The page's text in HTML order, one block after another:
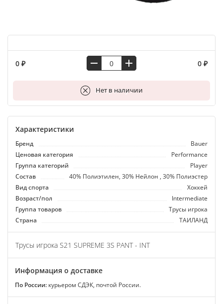
0 ₽ 0 ₽
Нет в наличии
В корзину
Характеристики
Бренд
Bauer
Ценовая категория
Performance
Группа категорий
Player
Состав
40% Полиэтилен, 30% Нейлон , 30% Полиэстер
Вид спорта
Хоккей
Возраст/пол
Intermediate
Группа товаров
Трусы игрока
Страна
ТАИЛАНД
Трусы игрока S21 SUPREME 3S PANT - INT
Информация о доставке
По России: курьером СДЭК, почтой России.